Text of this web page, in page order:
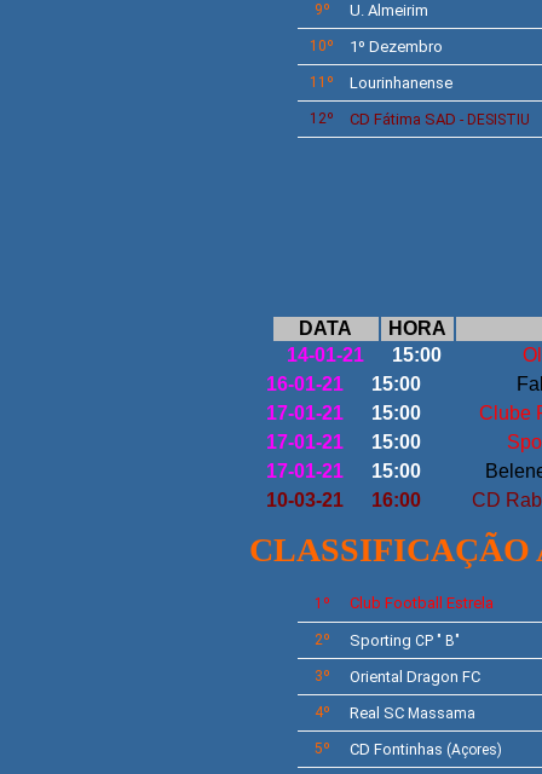
9º U. Almeirim
10º 1º Dezembro
11º Lourinhanense
12º CD Fátima SAD - DESISTIU
DATA
HORA
14-01-21
15:00
16-01-21
15:00
17-01-21
15:00
Clube
17-01-21
15:00
17-01-21
15:00
10-03-21
16:00 CD
CLASSIFICAÇÃO
1º Club Football Estrela
2º Sporting CP " B"
3º Oriental Dragon FC
4º Real SCMassama
5º CD Fontinhas (Açores)